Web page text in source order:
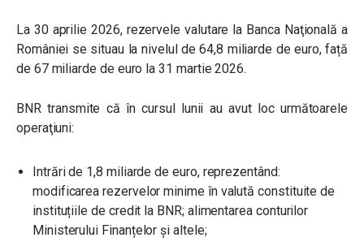
La 30 aprilie 2026, rezervele valutare la Banca Naţională a
României se situau la nivelul de 64,8 miliarde de euro, față
de 67 miliarde de euro la 31 martie 2026.
BNR transmite că în cursul lunii au avut loc următoarele
operaţiuni:
Intrări de 1,8 miliarde de euro, reprezentând:
modificarea rezervelor minime în valută constituite de
instituțiile de credit la BNR; alimentarea conturilor
Ministerului Finanțelor și altele;